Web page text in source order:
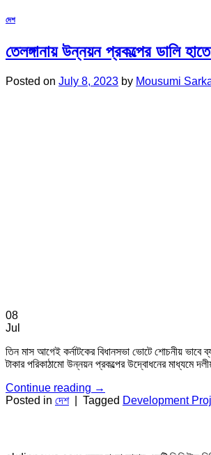
দেশ
তেলঙ্গানায় উন্নয়ন প্রকল্পের ডালি
Posted on July 8, 2023 by Mousumi
08
Jul
তিন মাস আগেই কর্নাটকের বিধানসভা ভোটে শোচনীয় ভাবে
টাকার পরিকাঠামো উন্নয়ন প্রকল্পের উদ্বোধনের মাধ্যমে
Continue reading →
Posted in দেশ Tagged Development